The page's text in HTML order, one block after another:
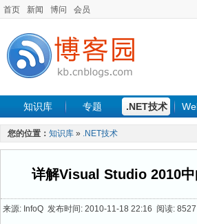
首页 新闻 博问 会员
知识库 专题 .NET技术
手机开发 软件工程
最新文章
您的位置： 知识库 » .NET技术
详解Visual Studio 2010中
来源: InfoQ 发布时间: 2010-11-18 22:16 阅读: